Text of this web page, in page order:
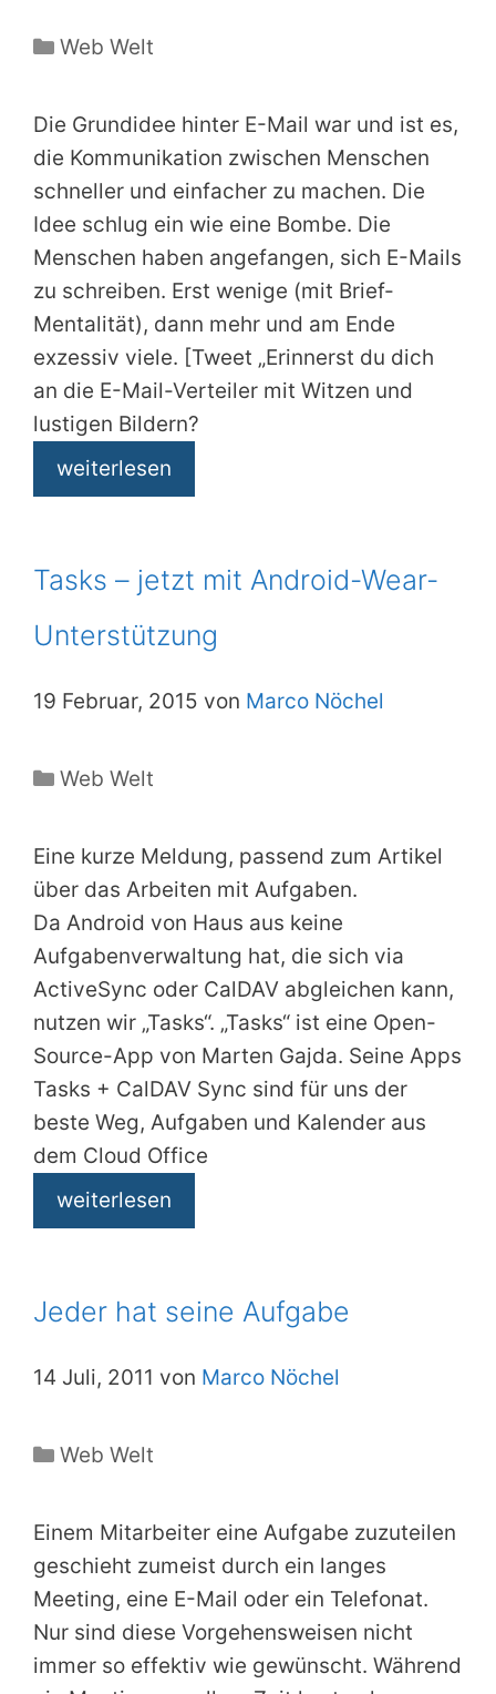
Kategorien
Web Welt
Die Grundidee hinter E-Mail war und ist es,
die Kommunikation zwischen Menschen
schneller und einfacher zu machen. Die
Idee schlug ein wie eine Bombe. Die
Menschen haben angefangen, sich E-Mails
zu schreiben. Erst wenige (mit Brief-
Mentalität), dann mehr und am Ende
exzessiv viele. [Tweet „Erinnerst du dich
an die E-Mail-Verteiler mit Witzen und
lustigen Bildern?
weiterlesen
Tasks – jetzt mit Android-Wear-
Unterstützung
19 Februar, 2015 von Marco Nöchel
Kategorien
Web Welt
Eine kurze Meldung, passend zum Artikel
über das Arbeiten mit Aufgaben.
Da Android von Haus aus keine
Aufgabenverwaltung hat, die sich via
ActiveSync oder CalDAV abgleichen kann,
nutzen wir „Tasks“. „Tasks“ ist eine Open-
Source-App von Marten Gajda. Seine Apps
Tasks + CalDAV Sync sind für uns der
beste Weg, Aufgaben und Kalender aus
dem Cloud Office
weiterlesen
Jeder hat seine Aufgabe
14 Juli, 2011 von Marco Nöchel
Kategorien
Web Welt
Einem Mitarbeiter eine Aufgabe zuzuteilen
geschieht zumeist durch ein langes
Meeting, eine E-Mail oder ein Telefonat.
Nur sind diese Vorgehensweisen nicht
immer so effektiv wie gewünscht. Während